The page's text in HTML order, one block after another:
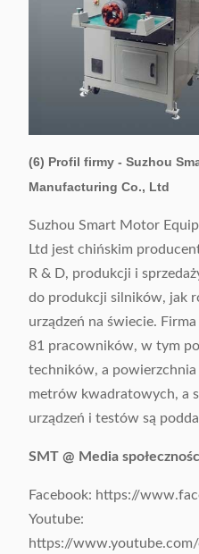
(6) Profil firmy - Suzhou
Manufacturing Co., Ltd
Suzhou Smart Motor
Ltd jest chińskim
R & D, produkcji i
do produkcji silników, jak
urządzeń na świecie.
81 pracowników, w tym
techników, a
metrów kwadratowych, a
urządzeń i testów są
SMT @ Media
Facebook: https://
Youtube:
https://